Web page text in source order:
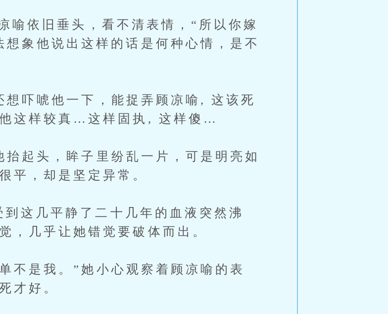
依旧垂头，看不清表情，“所以你嫁
象他说出这样的话是何种心情，是不
吓唬他一下，能捉弄顾凉喻, 这该死
这样较真…这样固执, 这样傻…
起头，眸子里纷乱一片，可是明亮如
平，却是坚定异常。
这几平静了二十几年的血液突然沸
，几乎让她错觉要破体而出。
是我。”她小心观察着顾凉喻的表
才好。